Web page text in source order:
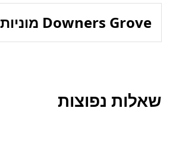
Downers Grove מוניות
שאלות נפוצות